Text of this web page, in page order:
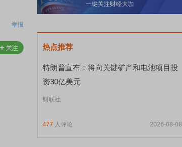
举报
一键关注财经大咖
热点推荐
特朗普宣布：将向关键矿产和电池项目投
资30亿美元
财联社
477 人评论 2026-08-08